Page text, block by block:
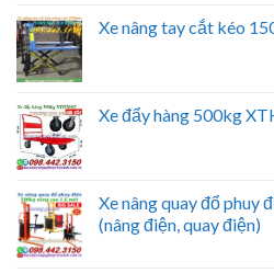
Xe nâng tay cắt kéo
Xe đẩy hàng 500kg
Xe nâng quay đổ
(nâng điện, quay điện)